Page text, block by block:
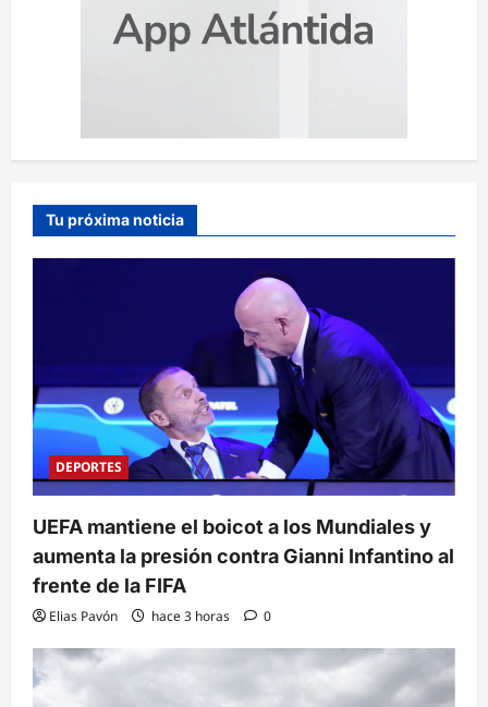
Tu próxima noticia
DEPORTES
UEFA mantiene el boicot a los Mundiales y
aumenta la presión contra Gianni Infantino al
frente de la FIFA
Elias Pavón hace 3 horas 0